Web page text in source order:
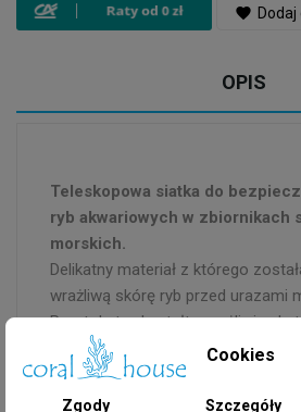
favorite
OPIS
Teleskopowa siatka do
ryb akwariowych w zbiornikach
morskich.
Delikatny materiał z którego
wrażliwą skórę ryb przed urazami
Prostokątny kształt umożliwia
ryb nawet w narożnikach akwarium.
Teleskop umożliwi regulację
Cookies
Zgody Szczegóły